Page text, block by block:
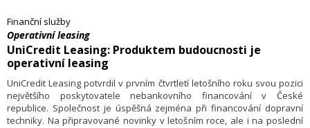
českých subjektů.
Finanční služby
Operativní leasing
UniCredit Leasing: Produktem budoucnosti je
operativní leasing
UniCredit Leasing potvrdil v prvním čtvrtletí letošního roku svou pozici
největšího poskytovatele nebankovního financování v České
republice. Společnost je úspěšná zejména při financování dopravní
techniky. Na připravované novinky v letošním roce, ale i na poslední